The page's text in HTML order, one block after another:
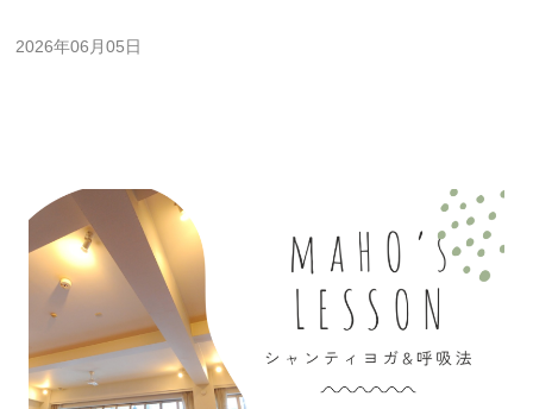
2026年06月05日